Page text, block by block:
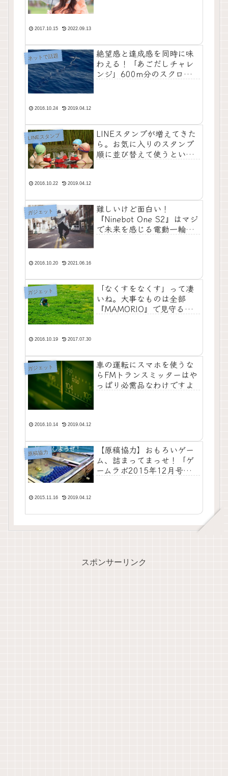
2017.10.15 2022.09.13
ネットで話題
絶望感と達成感を同時に味
わえる！「あごだしチャレ
ンジ」600m分のスクロー
2016.10.24 2019.04.12
LINEスタンプ
LINEスタンプが増えてきた
ら。お気に入りのスタンプ
順に並び替えて使うといい
2016.10.22 2019.04.12
ガジェット
難しいけど面白い！
『Ninebot One S2』はマジ
で未来を感じる電動一輪車
2016.10.20 2021.06.16
ガジェット
「なくすをなくす」って凄
いね。大事なものは全部
『MAMORIO』で見守ると
2016.10.19 2017.07.30
ガジェット
車の運転にスマホを使うな
らFMトランスミッターはや
っぱり必需品なわけですよ
2016.10.14 2019.04.12
原稿協力
【原稿協力】おもろいゲー
ム、詰まってまっせ！「ゲ
ームラボ2015年12月号」
2015.11.16 2019.04.12
スポンサーリンク